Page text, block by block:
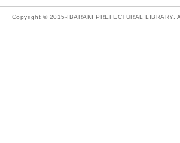
Copyright © 2015-IBARAKI PREFECTURAL LIBRARY.